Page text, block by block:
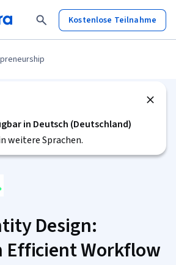
Kostenlose Teilnahme
in Deutsch (Deutschland)
weitere Sprachen.
Design:
Efficient Workflow